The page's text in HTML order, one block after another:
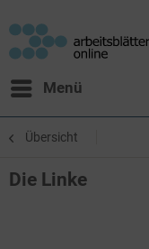
Menü
Übersicht
Die Linke